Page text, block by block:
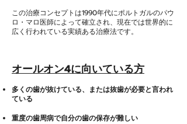
この治療コンセプトは1990年代にポルトガルのパウ
ロ・マロ医師によって確立され、現在では世界的に
広く行われている実績ある治療法です。
オールオン4に向いている方
多くの歯が抜けている、または抜歯が必要と言われ
ている
重度の歯周病で自分の歯の保存が難しい